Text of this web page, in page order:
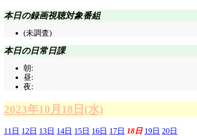
本日の録画視聴対象番組
(未調査)
本日の日常日課
朝:
昼:
夜:
2023年10月18日(水)
11日 12日 13日 14日 15日 16日 17日 18日 19日 20日